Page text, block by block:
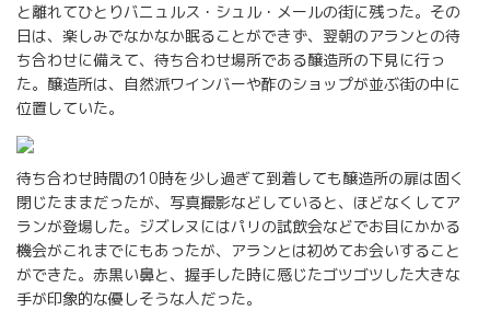
と離れてひとりバニュルス・シュル・メールの街に残った。その
日は、楽しみでなかなか眠ることができず、翌朝のアランとの待
ち合わせに備えて、待ち合わせ場所である醸造所の下見に行っ
た。醸造所は、自然派ワインバーや酢のショップが並ぶ街の中に
位置していた。
待ち合わせ時間の10時を少し過ぎて到着しても醸造所の扉は固く
閉じたままだったが、写真撮影などしていると、ほどなくしてア
ランが登場した。ジズレヌにはパリの試飲会などでお目にかかる
機会がこれまでにもあったが、アランとは初めてお会いすること
ができた。赤黒い鼻と、握手した時に感じたゴツゴツした大きな
手が印象的な優しそうな人だった。